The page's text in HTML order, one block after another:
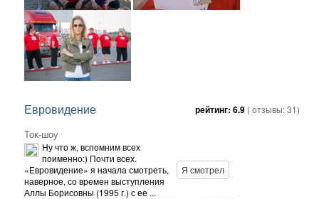
Евровидение
Ток-шоу
рейтинг: 6.9 ( отзывы:31)
Ну что ж, вспомним всех
поименно:) Почти всех.
«Евровидение» я начала смотреть,
наверное, со времен выступления
Аллы Борисовны (1995 г.) с ее ...
Я смотрел